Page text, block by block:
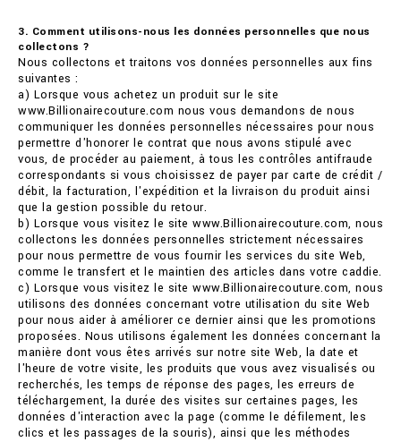
3. Comment utilisons-nous les données personnelles que nous
collectons ?
Nous collectons et traitons vos données personnelles aux fins
suivantes :
a) Lorsque vous achetez un produit sur le site
www.Billionairecouture.com nous vous demandons de nous
communiquer les données personnelles nécessaires pour nous
permettre d'honorer le contrat que nous avons stipulé avec
vous, de procéder au paiement, à tous les contrôles antifraude
correspondants si vous choisissez de payer par carte de crédit /
débit, la facturation, l'expédition et la livraison du produit ainsi
que la gestion possible du retour.
b) Lorsque vous visitez le site www.Billionairecouture.com, nous
collectons les données personnelles strictement nécessaires
pour nous permettre de vous fournir les services du site Web,
comme le transfert et le maintien des articles dans votre caddie.
c) Lorsque vous visitez le site www.Billionairecouture.com, nous
utilisons des données concernant votre utilisation du site Web
pour nous aider à améliorer ce dernier ainsi que les promotions
proposées. Nous utilisons également les données concernant la
manière dont vous êtes arrivés sur notre site Web, la date et
l'heure de votre visite, les produits que vous avez visualisés ou
recherchés, les temps de réponse des pages, les erreurs de
téléchargement, la durée des visites sur certaines pages, les
données d'interaction avec la page (comme le défilement, les
clics et les passages de la souris), ainsi que les méthodes